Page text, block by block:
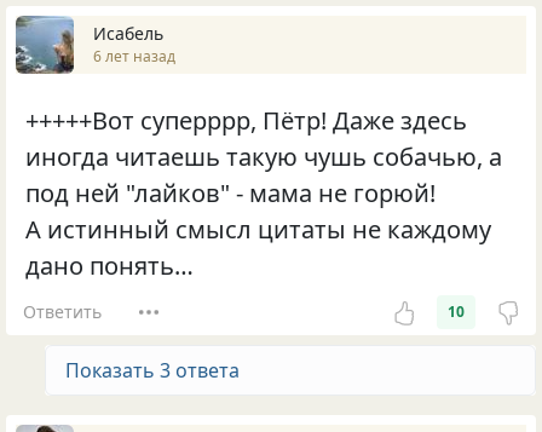
Исабель
6 лет назад
+++++Вот суперррр, Пётр! Даже здесь
иногда читаешь такую чушь собачью, а
под ней "лайков" - мама не горюй!
А истинный смысл цитаты не каждому
дано понять…
Ответить 10
Показать 3 ответа